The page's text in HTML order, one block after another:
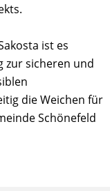
ist es
zur sicheren und
die Weichen für
Schönefeld